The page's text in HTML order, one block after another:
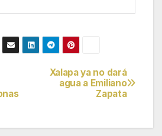
Xalapa ya no dará
agua a Emiliano
Zapata